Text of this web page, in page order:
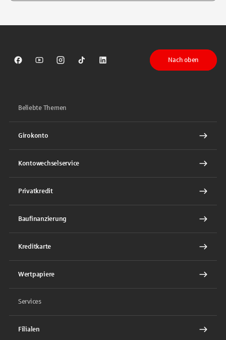
Sparkasse auf Facebook
Sparkasse auf Youtube
Sparkasse auf Instagram
Sparkasse auf TikTok
Sparkasse auf LinkedIn
Nach oben
Beliebte Themen
Girokonto
Kontowechselservice
Privatkredit
Baufinanzierung
Kreditkarte
Wertpapiere
Services
Filialen